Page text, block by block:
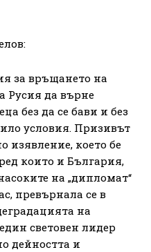
за връщането на
Русия да върне
без да се бави и без
условия. Призивът
изявление, което бе
които и България,
на „дипломат“
превърнала се в
на
световен лидер
дейността и